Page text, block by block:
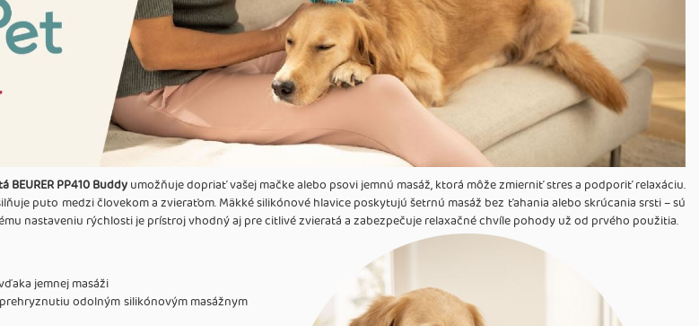
PP410 Buddyumožňuje dopriať vašej mačke alebo psovi jemnú masáž, ktorá môže zmierniť stres a podporiť relaxáciu.
puto medzi človekom a zvieraťom. Mäkké silikónové hlavice poskytujú šetrnú masáž bez ťahania alebo skrúcania srsti – sú
nastaveniu rýchlosti je prístroj vhodný aj pre citlivé zvieratá a zabezpečuje relaxačné chvíle pohody už od prvého použitia.
jemnej masáži
odolným silikónovým masážnym